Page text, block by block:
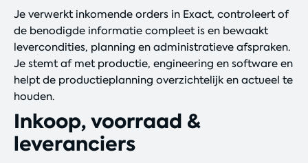
Je verwerkt inkomende orders in Exact, controleert of
de benodigde informatie compleet is en bewaakt
levercondities, planning en administratieve afspraken.
Je stemt af met productie, engineering en software en
helpt de productieplanning overzichtelijk en actueel te
houden.
Inkoop, voorraad &
leveranciers